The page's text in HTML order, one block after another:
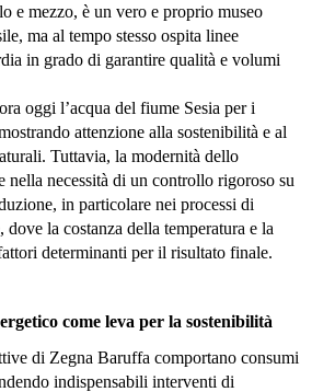
e mezzo, è un vero e proprio museo
ma al tempo stesso ospita linee
in grado di garantire qualità e volumi
oggi l’acqua del fiume Sesia per i
attenzione alla sostenibilità e al
Tuttavia, la modernità dello
nella necessità di un controllo rigoroso su
in particolare nei processi di
la costanza della temperatura e la
determinanti per il risultato finale.
come leva per la sostenibilità
di Zegna Baruffa comportano consumi
indispensabili interventi di